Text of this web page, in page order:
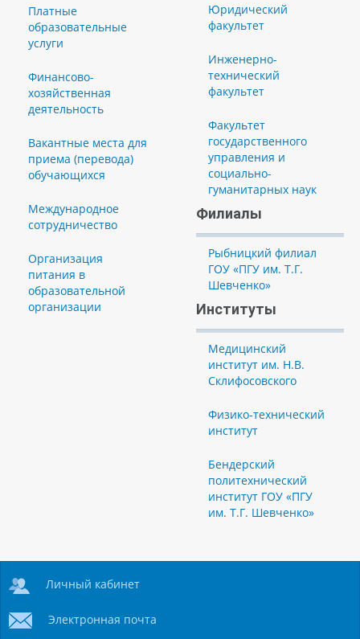
Платные
образовательные
услуги
Финансово-
хозяйственная
деятельность
Вакантные места для
приема (перевода)
обучающихся
Международное
сотрудничество
Организация
питания в
образовательной
организации
Юридический
факультет
Инженерно-
технический
факультет
Факультет
государственного
управления и
социально-
гуманитарных наук
Филиалы
Рыбницкий филиал
ГОУ «ПГУ им. Т.Г.
Шевченко»
Институты
Медицинский
институт им. Н.В.
Склифосовского
Физико-технический
институт
Бендерский
политехнический
институт ГОУ «ПГУ
им. Т.Г. Шевченко»
Личный кабинет
Электронная почта